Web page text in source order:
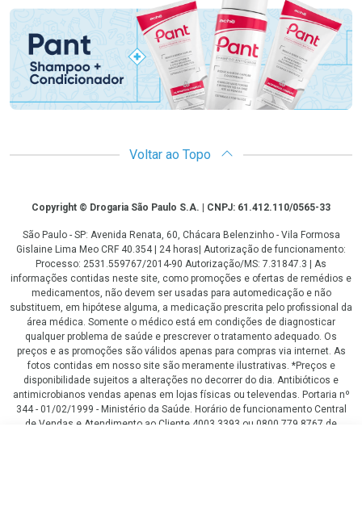
Voltar ao Topo
CopyrightCopyright © Drogaria São Paulo S.A. | CNPJ: 61.412.110/0565-33
São Paulo - SP: Avenida Renata, 60, Chácara Belenzinho - Vila Formosa
Gislaine Lima Meo CRF 40.354 | 24 horas| Autorização de funcionamento:
Processo: 2531.559767/2014-90 Autorização/MS: 7.31847.3 | As
informações contidas neste site, como promoções e ofertas de remédios e
medicamentos, não devem ser usadas para automedicação e não
substituem, em hipótese alguma, a medicação prescrita pelo profissional da
área médica. Somente o médico está em condições de diagnosticar
qualquer problema de saúde e prescrever o tratamento adequado. Os
preços e as promoções são válidos apenas para compras via internet. As
fotos contidas em nosso site são meramente ilustrativas. *Preços e
disponibilidade sujeitos a alterações no decorrer do dia. Antibióticos e
antimicrobianos vendas apenas em lojas físicas ou televendas. Portaria nº
344 - 01/02/1999 - Ministério da Saúde. Horário de funcionamento Central
de Vendas e Atendimento ao Cliente 4003 3393 ou 0800 779 8767 de